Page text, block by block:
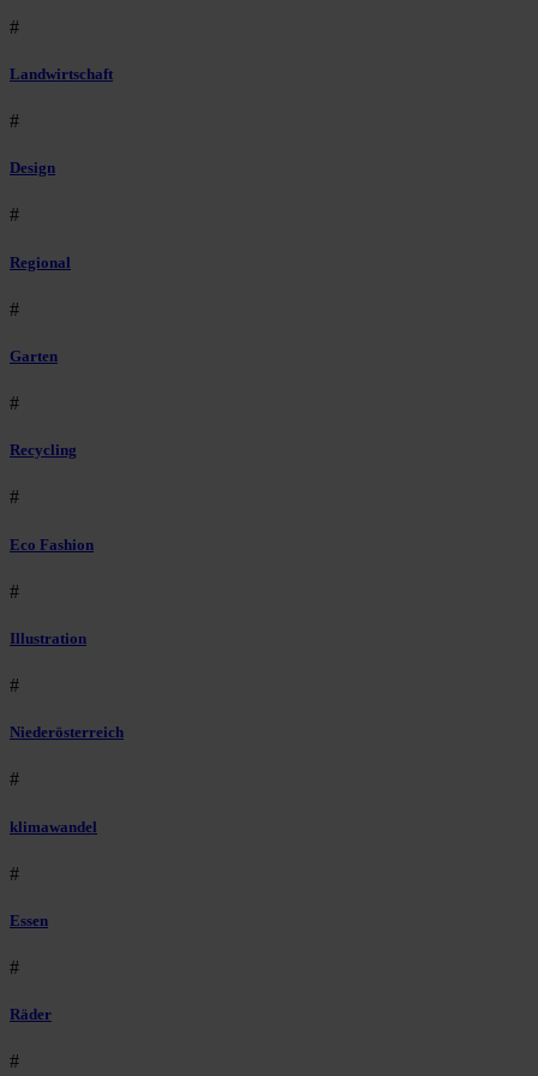
#
Landwirtschaft
#
Design
#
Regional
#
Garten
#
Recycling
#
Eco Fashion
#
Illustration
#
Niederösterreich
#
klimawandel
#
Essen
#
Räder
#